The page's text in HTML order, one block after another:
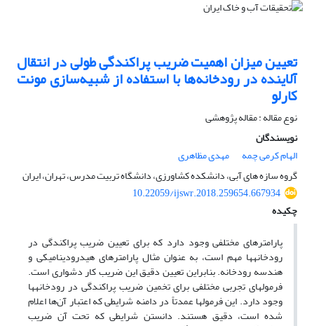
تعیین میزان اهمیت ضریب پراکندگی طولی در انتقال
آلاینده در رودخانه‌ها با استفاده از شبیه‌سازی مونت
کارلو
نوع مقاله : مقاله پژوهشی
نویسندگان
الهام کرمی چمه
مهدی مظاهری
گروه سازه های آبی، دانشکده کشاورزی، دانشگاه تربیت مدرس، تهران، ایران
10.22059/ijswr.2018.259654.667934
چکیده
پارامترهای مختلفی وجود دارد که برای تعیین ضریب پراکندگی در
رودخانه­ها مهم است، به عنوان مثال پارامترهای هیدرودینامیکی و
هندسه رودخانه. بنابراین تعیین دقیق این ضریب کار دشواری است.
فرمول­های تجربی مختلفی برای تخمین ضریب پراکندگی در رودخانه­ها
وجود دارد. این فرمول­ها عمدتاً در دامنه شرایطی که اعتبار آن‌ها اعلام
شده است، دقیق هستند. دانستن شرایطی که تحت آن ضریب